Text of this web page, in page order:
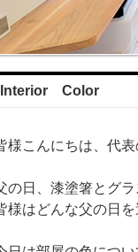
Interior Color
様こんにちは、代表
の日、漆塗箸とグラ
様はどんな父の日